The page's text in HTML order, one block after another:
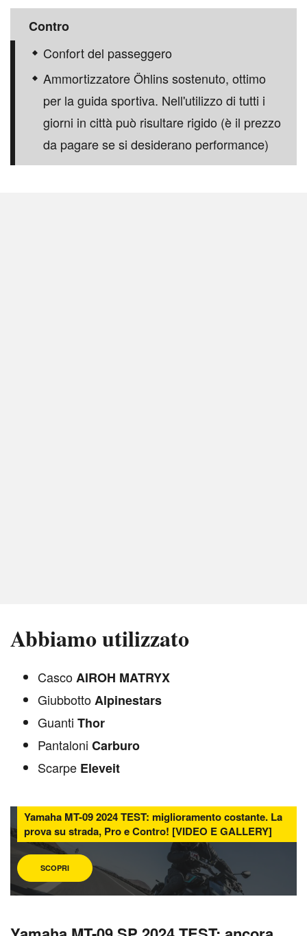
Contro
Confort del passeggero
Ammortizzatore Öhlins sostenuto, ottimo
per la guida sportiva. Nell'utilizzo di tutti i
giorni in città può risultare rigido (è il prezzo
da pagare se si desiderano performance)
Abbiamo utilizzato
CascoAIROH MATRYX
GiubbottoAlpinestars
Guanti Thor
Pantaloni Carburo
Scarpe Eleveit
Yamaha MT-09 2024 TEST: miglioramento costante. La
prova su strada, Pro e Contro! [VIDEO E GALLERY]
SCOPRI